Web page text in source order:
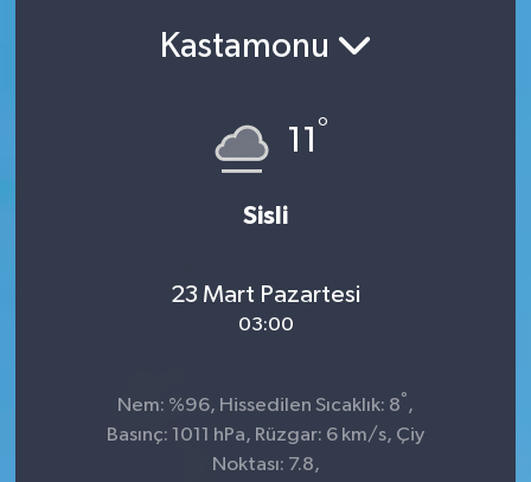
Kastamonu
11 °
Sisli
23 Mart Pazartesi
03:00
Nem: %96, Hissedilen Sıcaklık: 8° ,
Basınç: 1011 hPa, Rüzgar: 6 km/s, Çiy
Noktası: 7.8,
Tarih - Kültür - Sanat - Turizm